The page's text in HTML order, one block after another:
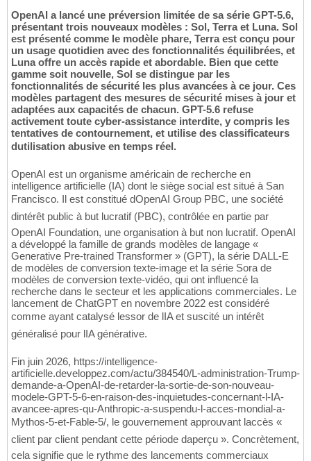
OpenAI a lancé une préversion limitée de sa série GPT-5.6,
présentant trois nouveaux modèles : Sol, Terra et Luna. Sol
est présenté comme le modèle phare, Terra est conçu pour
un usage quotidien avec des fonctionnalités équilibrées, et
Luna offre un accès rapide et abordable. Bien que cette
gamme soit nouvelle, Sol se distingue par les
fonctionnalités de sécurité les plus avancées à ce jour. Ces
modèles partagent des mesures de sécurité mises à jour et
adaptées aux capacités de chacun. GPT-5.6 refuse
activement toute cyber-assistance interdite, y compris les
tentatives de contournement, et utilise des classificateurs
dutilisation abusive en temps réel.
OpenAI est un organisme américain de recherche en
intelligence artificielle (IA) dont le siège social est situé à San
Francisco. Il est constitué dOpenAI Group PBC, une société
dintérêt public à but lucratif (PBC), contrôlée en partie par
OpenAI Foundation, une organisation à but non lucratif. OpenAI
a développé la famille de grands modèles de langage «
Generative Pre-trained Transformer » (GPT), la série DALL-E
de modèles de conversion texte-image et la série Sora de
modèles de conversion texte-vidéo, qui ont influencé la
recherche dans le secteur et les applications commerciales. Le
lancement de ChatGPT en novembre 2022 est considéré
comme ayant catalysé lessor de lIA et suscité un intérêt
généralisé pour lIA générative.
Fin juin 2026, https://intelligence-
artificielle.developpez.com/actu/384540/L-administration-Trump-
demande-a-OpenAI-de-retarder-la-sortie-de-son-nouveau-
modele-GPT-5-6-en-raison-des-inquietudes-concernant-l-IA-
avancee-apres-qu-Anthropic-a-suspendu-l-acces-mondial-a-
Mythos-5-et-Fable-5/, le gouvernement approuvant laccès «
client par client pendant cette période daperçu ». Concrètement,
cela signifie que le rythme des lancements commerciaux